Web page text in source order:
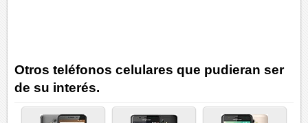
Otros teléfonos celulares que pudieran ser
de su interés.